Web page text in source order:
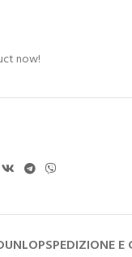
now!
SPEDIZIONE E